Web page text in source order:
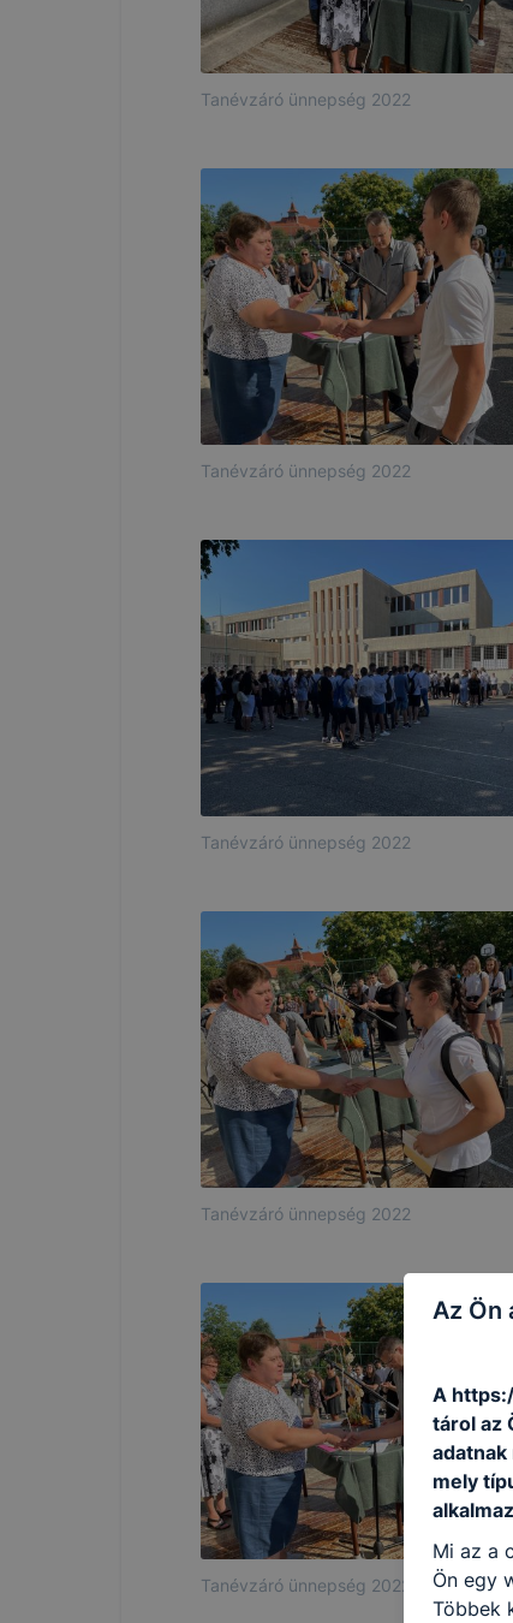
Tanévzáró ünnepség 2022
Tanévzáró ünnepség 2022
Tanévzáró ünnepség 2022
Tanévzáró ünnepség 2022
Tanévzáró ünnepség 2022
Az Ön
A
tárol az
mely
Mi az a
Ön egy
Többek